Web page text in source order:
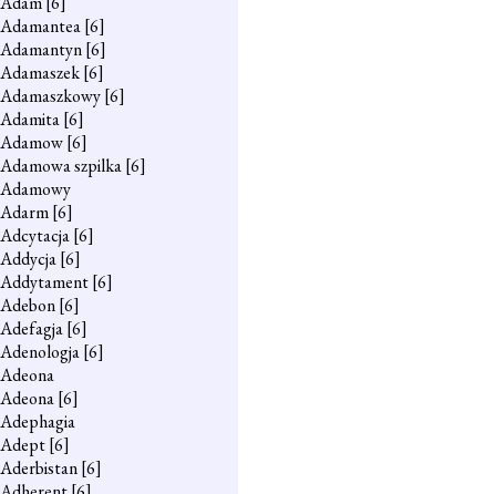
Adamantea[6]
Adamantyn[6]
Adamaszek[6]
Adamaszkowy[6]
Adamita[6]
Adamow[6]
Adamowa szpilka[6]
Adamowy
Adarm[6]
Adcytacja[6]
Addycja[6]
Addytament[6]
Adebon[6]
Adefagja[6]
Adenologja[6]
Adeona
Adeona[6]
Adephagia
Adept[6]
Aderbistan[6]